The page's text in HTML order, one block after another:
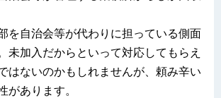
を自治会等が代わりに担っている側面
未加入だからといって対応してもらえ
はないのかもしれませんが、頼み辛い
があります。